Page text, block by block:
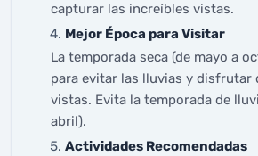
capturar las increíbles vistas.
Mejor Época para Visitar
La temporada seca (de mayo a
para evitar las lluvias y disfrutar
vistas. Evita la temporada de
abril).
Actividades Recomendadas